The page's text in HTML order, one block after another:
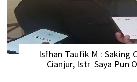
Isfhan Taufik M : Saking
Cianjur, Istri Saya Pun